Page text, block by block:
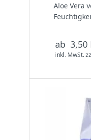
Aloe Vera
ab 3,50
inkl. MwSt.